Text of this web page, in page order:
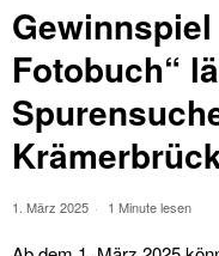
Fotobuch“
1. März 2025 1 Minute lesen